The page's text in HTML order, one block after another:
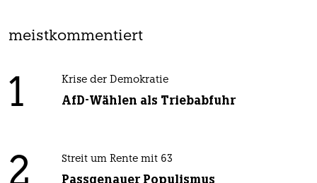
meistkommentiert
1 Krise der Demokratie
AfD-Wählen als Triebabfuhr
Streit um Rente mit 63
Passgenauer Populismus